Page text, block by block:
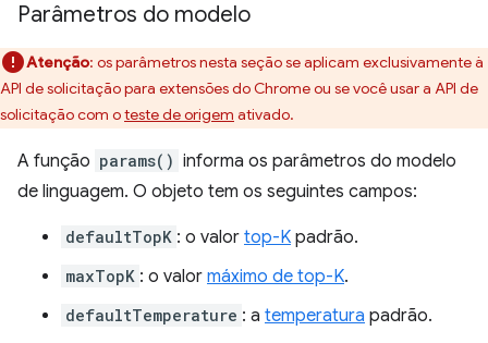
Parâmetros do modelo
Atenção: os parâmetros nesta seção se aplicam exclusivamente à
API de solicitação para extensões do Chrome ou se você usar a API de
solicitação com oteste de origem ativado.
A função params() informa os parâmetros do modelo
de linguagem. O objeto tem os seguintes campos:
defaultTopK : o valor top-K padrão.
maxTopK : o valor máximo de top-K.
defaultTemperature : a temperatura padrão.